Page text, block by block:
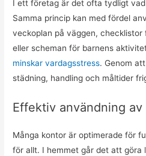
I ett företag är det ofta tydligt
Samma princip kan med fördel
veckoplan på väggen,
eller scheman för barnens
minskar vardagsstress. Genom
städning, handling och måltider
Effektiv användning av
Många kontor är optimerade för
för allt. I hemmet går det att göra